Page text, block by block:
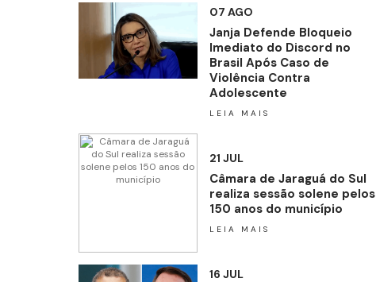
07 AGO
Janja Defende Bloqueio
Imediato do Discord no
Brasil Após Caso de
Violência Contra
Adolescente
LEIA MAIS
21 JUL
Câmara de Jaraguá do Sul
realiza sessão solene pelos
150 anos do município
LEIA MAIS
16 JUL